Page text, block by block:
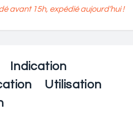
avant 15h, expédié aujourd’hui !
Indication
Utilisation